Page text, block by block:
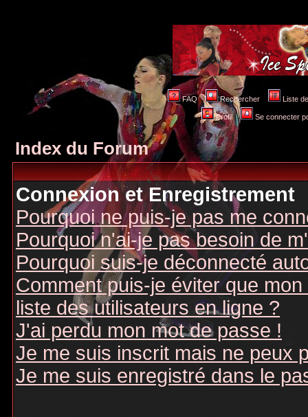
FAQ Rechercher Liste
Profil Se connecter
Index du Forum
Connexion et Enregistrement
Pourquoi ne puis-je pas me
Pourquoi n'ai-je pas besoin de
Pourquoi suis-je déconnecté
Comment puis-je éviter que
liste des utilisateurs en ligne ?
J'ai perdu mon mot de passe !
Je me suis inscrit mais ne peux
Je me suis enregistré dans le